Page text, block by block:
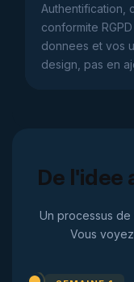
Authentification,
conformite
donnees et vos
design, pas en
De l'idee
Un processus de
Vous